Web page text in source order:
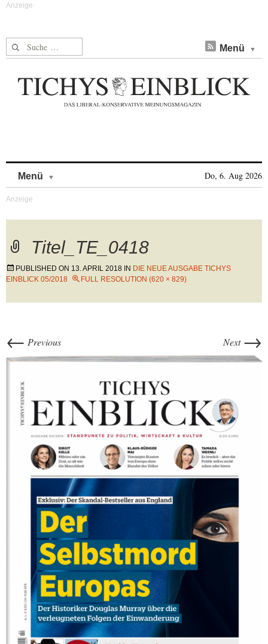
Suche nach: Menü
Menü Do, 6. Aug 2026
Titel_TE_0418
PUBLISHED ON 13. APRIL 2018 IN DIE NEUE AUSGABE TICHYS
EINBLICK 05/2018
FULL RESOLUTION (620 × 829)
← Previous Next →